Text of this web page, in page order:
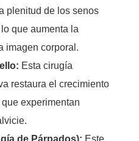
plenitud de los senos
que aumenta la
imagen corporal.
Esta cirugía
restaura el crecimiento
experimentan